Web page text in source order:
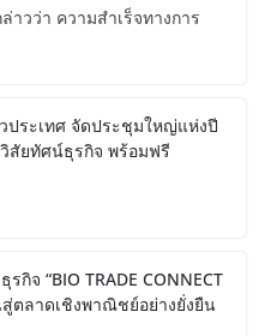
าวว่า ความสำเร็จทางการ
ประเทศ จัดประชุมใหญ่แห่งปี
สัยทัศน์ธุรกิจ พร้อมฟรี
กิจ “BIO TRADE CONNECT
ตลาดเชิงพาณิชย์อย่างยั่งยืน